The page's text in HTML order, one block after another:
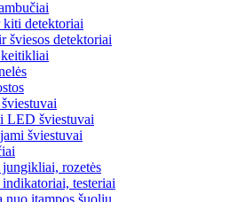
detektoriai
šviesos detektoriai
LED šviestuvai
šviestuvai
rozetės
testeriai
nuo įtampos šuolių